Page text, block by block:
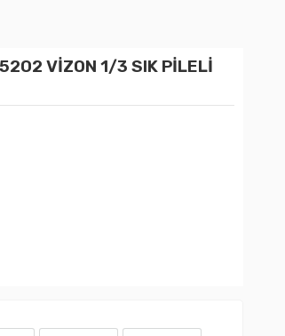
VİZON 1/3 SIK PİLELİ